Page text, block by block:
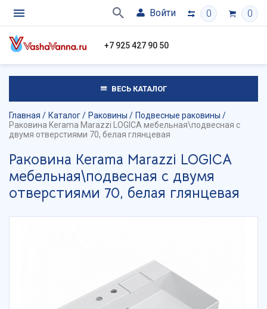
Войти 0 0
+7 925 427 90 50
ВЕСЬ КАТАЛОГ
Главная Каталог Раковины
Подвесные раковины
Раковина Kerama Marazzi LOGICA мебельная\подвесная с
двумя отверстиями 70, белая глянцевая
Раковина Kerama Marazzi LOGICA
мебельная\подвесная с двумя
отверстиями 70, белая глянцевая